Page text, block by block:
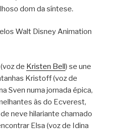
dom da síntese.
Walt Disney Animation
de Kristen Bell) se une
Kristoff (voz de
Sven numa jornada épica,
às do Ecverest,
neve hilariante chamado
Elsa (voz de Idina